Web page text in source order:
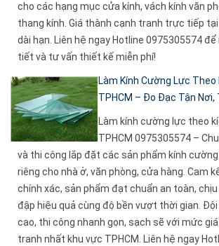
cho các hạng mục cửa kính, vách kính văn
thang kính. Giá thành cạnh tranh trực tiếp
dài hạn. Liên hệ ngay Hotline 0975305574 để
tiết và tư vấn thiết kế miễn phí!
Làm Kính Cường Lực
TPHCM – Đo Đạc Tận Nơi,
Làm kính cường lực theo
TPHCM 0975305574 –
và thi công lắp đặt các sản phẩm kính
riêng cho nhà ở, văn phòng, cửa hàng. Cam
chính xác, sản phẩm đạt chuẩn an toàn,
đập hiệu quả cùng độ bền vượt thời gian.
cao, thi công nhanh gọn, sạch sẽ với mức
tranh nhất khu vực TPHCM. Liên hệ ngay